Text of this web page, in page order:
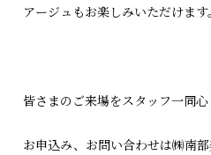
アージュもお楽しみいただけます。
皆さまのご来場をスタッフ一同心
お申込み、お問い合わせは㈱南